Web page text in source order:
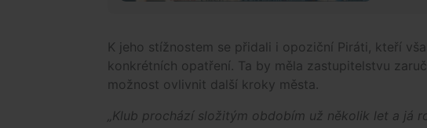
K jeho stížnostem se přidali i opoziční Piráti, kteří
konkrétních opatření. Ta by měla zastupitelstvu
možnost ovlivnit další kroky města.
„Klub prochází složitým obdobím už několik let a já